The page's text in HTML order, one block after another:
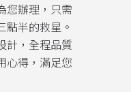
您辦理，只需
點半的救星。
計，全程品質
心得，滿足您